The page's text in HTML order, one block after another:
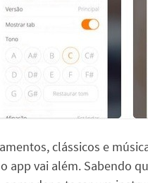
clássicos e
app vai além. Sabendo